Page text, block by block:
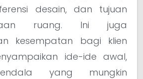
desain, dan tujuan
ruang. Ini juga
kesempatan bagi klien
ide-ide awal,
yang mungkin